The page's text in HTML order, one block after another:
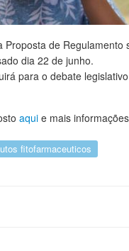
Proposta de
dia 22 de junho.
para o debate
aqui e mais informações
fitofarmaceuticos